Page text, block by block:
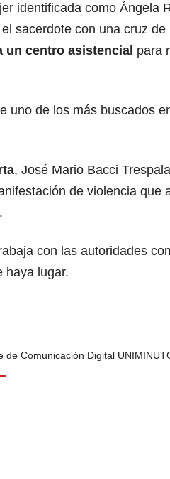
identificada como Ángela
sacerdote con una cruz de
un centro asistencial para
uno de los más buscados
, José Mario Bacci
de violencia que
con las autoridades
haya lugar.
de Comunicación Digital